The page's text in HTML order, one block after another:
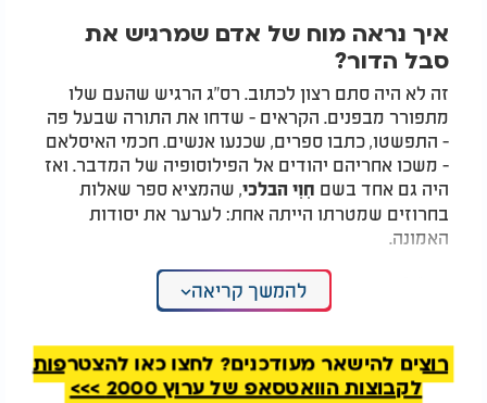
איך נראה מוח של אדם שמרגיש את
סבל הדור?
זה לא היה סתם רצון לכתוב. רס"ג הרגיש שהעם שלו
מתפורר מבפנים. הקראים - שדחו את התורה שבעל פה
- התפשטו, כתבו ספרים, שכנעו אנשים. חכמי האיסלאם
- משכו אחריהם יהודים אל הפילוסופיה של המדבר. ואז
היה גם אחד בשם חִוִי הבלכי, שהמציא ספר שאלות
בחרוזים שמטרתו הייתה אחת: לערער את יסודות
האמונה.
להמשך קריאה
רוצים להישאר מעודכנים? לחצו כאן להצטרפות
לקבוצות הוואטסאפ של ערוץ 2000 >>>